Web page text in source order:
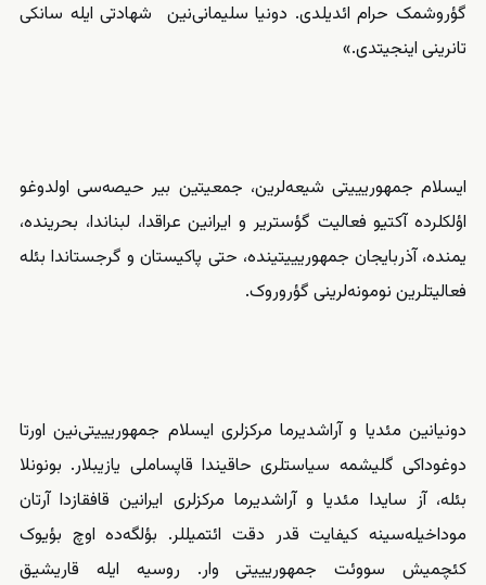
گؤروشمک حرام ائدیلدی. دونیا سلیمانی‌نین شهادتی ایله سانکی
تانرینی اینجیتدی.»
ایسلام جمهوریییتی شیعه‌‌‌لرین، جمعیتین بیر حیصه‌‌‌سی اولدوغو
اؤلکلرده آکتیو فعالیت گؤستریر و ایرانین عراقدا، لبناندا، بحرینده،
یمنده، آذربایجان جمهوریییتینده، حتی پاکیستان و گرجستاندا بئله
فعالیتلرین نومونه‌لرینی گؤروروک.
دونیانین مئدیا و آراشدیرما مرکزلری ایسلام جمهوریییتی‌نین اورتا
دوغوداکی گلیشمه سیاستلری حاقیندا قاپساملی یازیبلار. بونونلا
بئله، آز سایدا مئدیا و آراشدیرما مرکزلری ایرانین قافقازدا آرتان
موداخیله‌سینه کیفایت قدر دقت ائتمیللر. بؤلگه‌ده اوچ بؤیوک
کئچمیش سووئت جمهوریییتی وار. روسیه ایله قاریشیق